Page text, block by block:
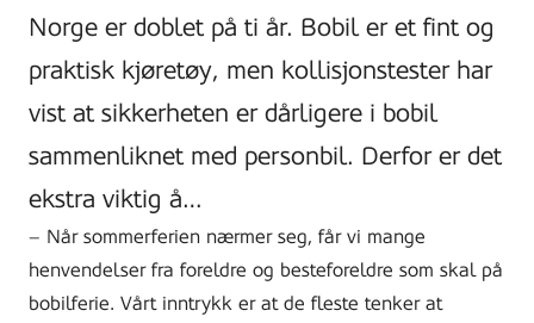
Norge er doblet på ti år. Bobil er et fint og
praktisk kjøretøy, men kollisjonstester har
vist at sikkerheten er dårligere i bobil
sammenliknet med personbil. Derfor er det
ekstra viktig å…
– Når sommerferien nærmer seg, får vi mange
henvendelser fra foreldre og besteforeldre som skal på
bobilferie. Vårt inntrykk er at de fleste tenker at